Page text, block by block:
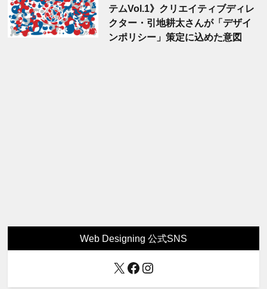
テムVol.1》クリエイティブディレ
クター・引地耕太さんが「デザイ
ンポリシー」策定に込めた意図
Web Designing 公式SNS
X Facebook
Instagram